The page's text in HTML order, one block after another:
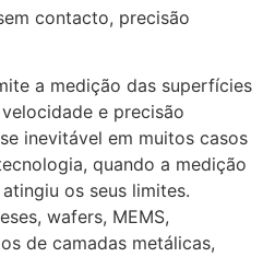
contacto, precisão
a medição das superfícies
e precisão
inevitável em muitos casos
quando a medição
os seus limites.
wafers, MEMS,
de camadas metálicas,